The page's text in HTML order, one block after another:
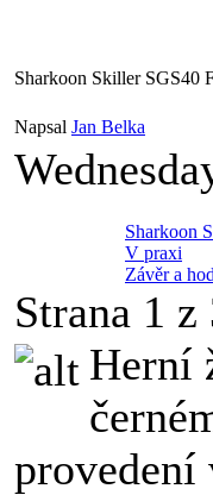
Sharkoon Skiller SGS40
Napsal Jan Belka
Sharkoon
V praxi
Závěr a
Strana 1 z
Herní
provedení